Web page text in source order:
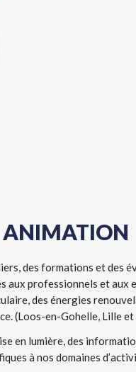
ANIMATION
des formations et des
aux professionnels et aux
des énergies
(Loos-en-Gohelle, Lille et
en lumière, des
à nos domaines